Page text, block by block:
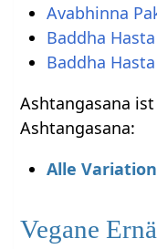
Avabhinna
Baddha
Baddha
Ashtangasana
Ashtangasana:
Alle
Vegane